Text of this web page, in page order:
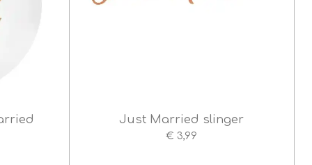
Just Married slinger
€ 3,99